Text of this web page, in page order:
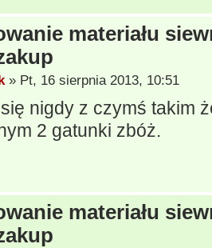
materiału
» Pt, 16 sierpnia 2013, 10:51
nigdy z czymś takim
2 gatunki zbóż.
materiału